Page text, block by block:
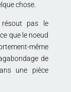
chose.
pas le
que le noeud
même
de
une pièce